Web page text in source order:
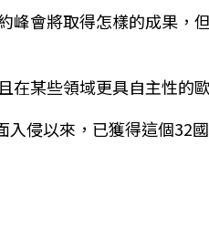
峰會將取得怎樣的成果，
某些領域更具自主性的
侵以來，已獲得這個32